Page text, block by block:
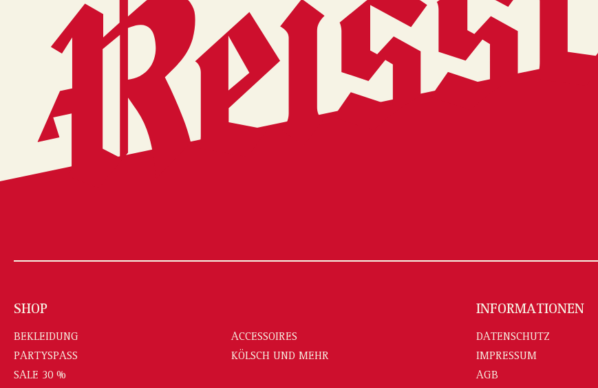
SHOP
BEKLEIDUNG
ACCESSOIRES
PARTYSPASS
KÖLSCH UND MEHR
SALE 30 %
INFORMATIONEN
DATENSCHUTZ
IMPRESSUM
AGB